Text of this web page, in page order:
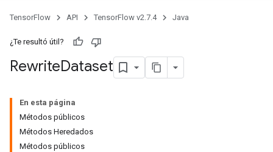
TensorFlow API TensorFlow v2.7.4 Java
¿Te resultó útil?
RewriteDataset
En esta página
Métodos públicos
Métodos Heredados
Métodos públicos